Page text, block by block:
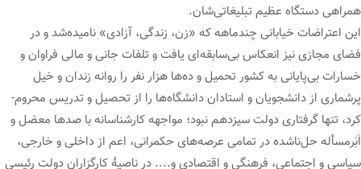
همراهی دستگاه عظیم تبلیغاتی‌شان.
این اعتراضات خیابانی چندماهه که «زن، زندگی، آزادی» نامیده‌شد و در
فضای مجازی نیز انعکاس بی‌سابقه‌ای یافت و تلفات جانی و مالی فراوان و
خسارات بی‌پایانی به کشور تحمیل و ده‌ها هزار نفر را روانه زندان و خیل
پرشماری از دانشجویان و استادان دانشگاه‌ها را از تحصیل و تدریس‌ محروم-
کرد، تنها گرفتاری دولت سیزدهم نبود؛ مواجهه کارشناسانه با صدها معضل و
اَبَرمسأله حل‌ناشده در تمامی عرصه‌های حکمرانی، اعم از داخلی و خارجی،
سیاسی و اجتماعی، فرهنگی و اقتصادی و.... در ناصیۀ کارگزاران دولت رئیسی